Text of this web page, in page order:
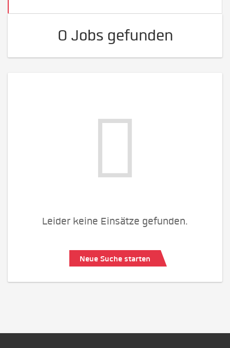
0 Jobs gefunden
Leider keine Einsätze gefunden.
Neue Suche starten